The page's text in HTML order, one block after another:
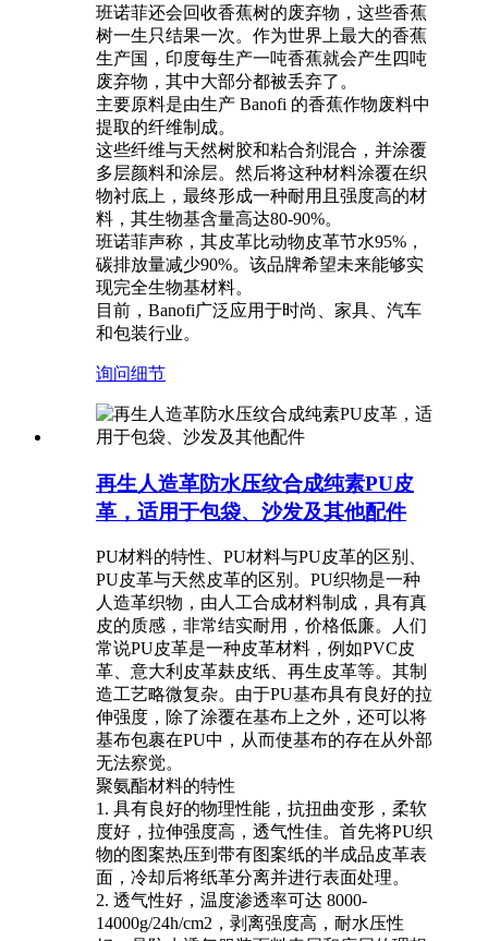
班诺菲还会回收香蕉树的废弃物，这些香蕉
树一生只结果一次。作为世界上最大的香蕉
生产国，印度每生产一吨香蕉就会产生四吨
废弃物，其中大部分都被丢弃了。
主要原料是由生产 Banofi 的香蕉作物废料中
提取的纤维制成。
这些纤维与天然树胶和粘合剂混合，并涂覆
多层颜料和涂层。然后将这种材料涂覆在织
物衬底上，最终形成一种耐用且强度高的材
料，其生物基含量高达80-90%。
班诺菲声称，其皮革比动物皮革节水95%，
碳排放量减少90%。该品牌希望未来能够实
现完全生物基材料。
目前，Banofi广泛应用于时尚、家具、汽车
和包装行业。
询问细节
再生人造革防水压纹合成纯素PU皮
革，适用于包袋、沙发及其他配件
PU材料的特性、PU材料与PU皮革的区别、
PU皮革与天然皮革的区别。PU织物是一种
人造革织物，由人工合成材料制成，具有真
皮的质感，非常结实耐用，价格低廉。人们
常说PU皮革是一种皮革材料，例如PVC皮
革、意大利皮革麸皮纸、再生皮革等。其制
造工艺略微复杂。由于PU基布具有良好的拉
伸强度，除了涂覆在基布上之外，还可以将
基布包裹在PU中，从而使基布的存在从外部
无法察觉。
聚氨酯材料的特性
1. 具有良好的物理性能，抗扭曲变形，柔软
度好，拉伸强度高，透气性佳。首先将PU织
物的图案热压到带有图案纸的半成品皮革表
面，冷却后将纸革分离并进行表面处理。
2. 透气性好，温度渗透率可达 8000-
14000g/24h/cm2，剥离强度高，耐水压性